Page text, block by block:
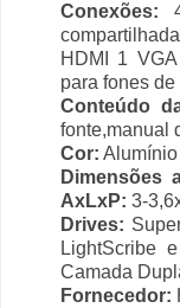
Conexões:
HDMI 1
para fones
Conteúdo
fonte,manual
Cor:
Dimensões
AxLxP: 3-
Drives:
LightScribe
Camada
Fornecedor: